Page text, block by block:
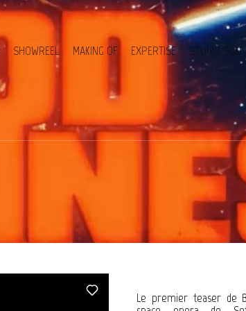
SHOWREEL MAKING OF EXPERTISE STUDIO SON
Le premier teaser de